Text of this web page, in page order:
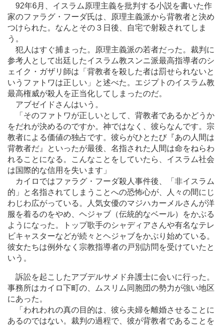
92年6月、イスラム原理主義を批判する小説を書いた作
家のファラグ・フーダ氏は、原理主義派から背教者と決め
つけられた。なんとその３日後、自宅で射殺されてしま
う。
犯人はすぐ捕まった。原理主義派の若者だった。裁判に
参考人として出廷したイスラム教スンニ派最高指導者のシ
ェイク・ガザリ師は「背教者を殺した者は罰せられないと
いうファトワは正しい」と述べた。エジプトのイスラム教
最高権威が殺人を正当化してしまったのだ。
アブゼイドさんはいう。
「そのファトワが正しいとして、背教者であるかどうか
をだれが決めるのですか。神ではなく、彼らなんです。宗
教者による価値の独占です。彼らがひとたび『あの人間は
背教者だ』といったが最後、名指された人間は命をねらわ
れることになる。こんなことをしていたら、イスラム社会
は国際的な信用を失います」
カイロではファラグ・フーダ殺人事件後、「非イスラム
的」と名指されてしまうことへの恐怖心が、人々の間にじ
わじわ広がっている。人気女優のマジハカーメルさんが洋
服を着るのをやめ、ヘジャブ（伝統的なベール）をかぶる
ようになった。トップ歌手のシャディアさんや有名なテレ
ビキャスターなどが続々とヘジャブをかぶり始めている。
彼女たちは例外なく宗教指導者の戸別訪問を受けていたと
いう。
訴訟を起こしたアブデルサメド弁護士に会いに行った。
事務所はカイロ下町の、ムスリム同胞団の勢力が強い地区
にあった。
「われわれの真の目的は、彼ら夫婦を離婚させることに
あるのではない。裁判の過程で、彼が背教者であることを